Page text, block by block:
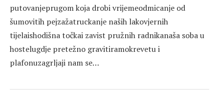
putovanjeprugom koja drobi vrijemeodmicanje od
šumovitih pejzažatruckanje naših lakovjernih
tijelaishodišna točkai zavist pružnih radnikanaša soba u
hostelugdje pretežno gravitiramokrevetu i
plafonuzagrljaji nam se…